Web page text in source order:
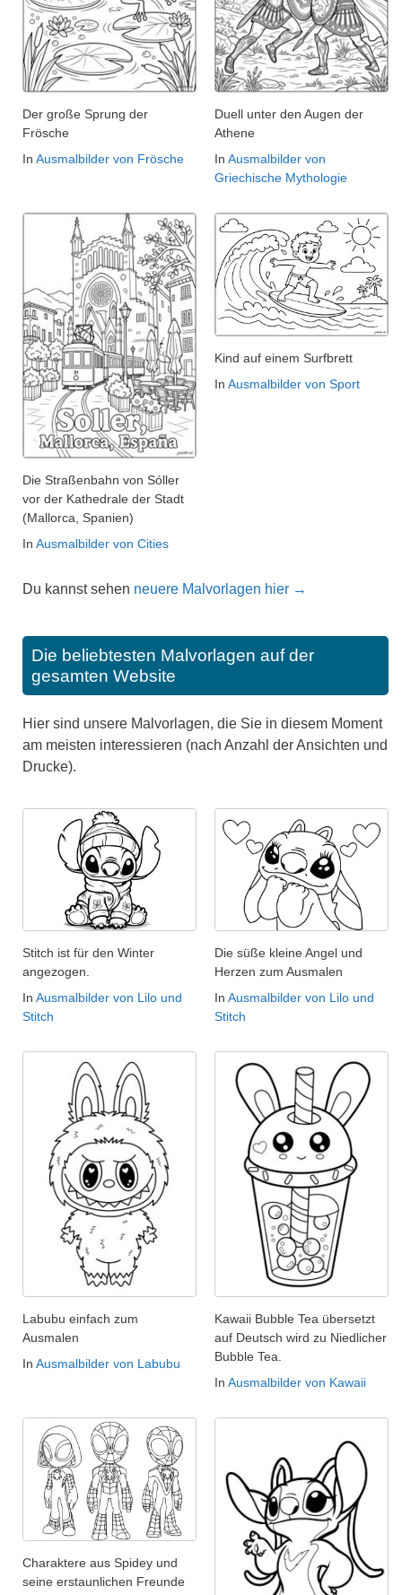
Der große Sprung der
Frösche
In Ausmalbilder von Frösche
Duell unter den Augen der
Athene
In Ausmalbilder von
Griechische Mythologie
Die Straßenbahn von Sóller
vor der Kathedrale der Stadt
(Mallorca, Spanien)
In Ausmalbilder von Cities
Kind auf einem Surfbrett
In Ausmalbilder von Sport
Du kannst sehen neuere Malvorlagen hier →
Die beliebtesten Malvorlagen auf der
gesamten Website
Hier sind unsere Malvorlagen, die Sie in diesem Moment
am meisten interessieren (nach Anzahl der Ansichten und
Drucke).
Stitch ist für den Winter
angezogen.
In Ausmalbilder von Lilo und
Stitch
Die süße kleine Angel und
Herzen zum Ausmalen
In Ausmalbilder von Lilo und
Stitch
Labubu einfach zum
Ausmalen
In Ausmalbilder von Labubu
Kawaii Bubble Tea übersetzt
auf Deutsch wird zu Niedlicher
Bubble Tea.
In Ausmalbilder von Kawaii
Charaktere aus Spidey und
seine erstaunlichen Freunde